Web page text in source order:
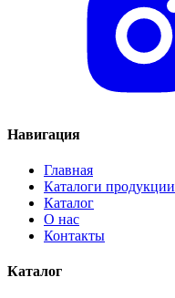
Навигация
Главная
Каталоги продукции
Каталог
О нас
Контакты
Каталог